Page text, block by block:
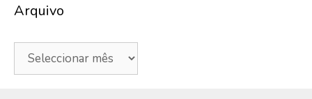
Arquivo
Arquivo